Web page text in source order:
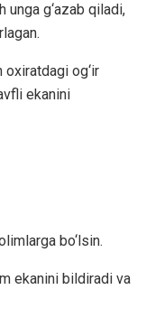
unga g‘azab qiladi,
og‘ir
ekanini
bo‘lsin.
ekanini bildiradi va